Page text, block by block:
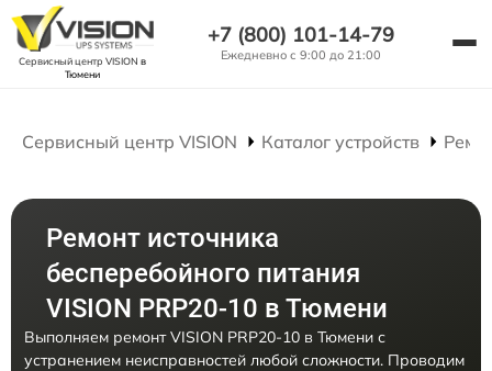
Сервисный центр VISION в
Тюмени
+7 (800) 101-14-79
Ежедневно с 9:00 до 21:00
Сервисный центр VISION Каталог устройств
Ремонт источника
бесперебойного питания
VISION PRP20-10 в Тюмени
Выполняем ремонт VISION PRP20-10 в Тюмени с
устранением неисправностей любой сложности. Проводим